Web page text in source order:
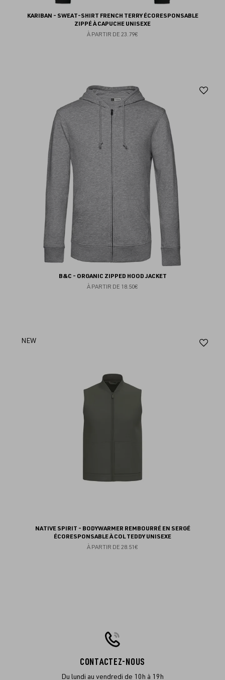
KARIBAN - SWEAT-SHIRT FRENCH TERRY ÉCORESPONSABLE
ZIPPÉ À CAPUCHE UNISEXE
À PARTIR DE 23.79€
B&C - ORGANIC ZIPPED HOOD JACKET
À PARTIR DE 18.50€
NEW
NATIVE SPIRIT - BODYWARMER REMBOURRÉ EN SERGÉ
ÉCORESPONSABLE À COL TEDDY UNISEXE
À PARTIR DE 28.51€
CONTACTEZ-NOUS
Du lundi au vendredi de 10h à 19h